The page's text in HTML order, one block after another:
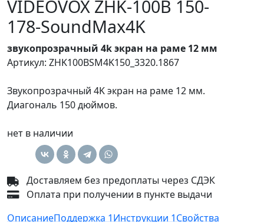
VIDEOVOX ZHK-100B 150-
178-SoundMax4K
звукопрозрачный 4k экран на раме 12 мм
Артикул: ZHK100BSM4K150_3320.1867
Звукопрозрачный 4K экран на раме 12 мм.
Диагональ 150 дюймов.
нет в наличии
Доставляем без предоплаты через СДЭК
Оплата при получении в пункте выдачи
ОписаниеПоддержка 1Инструкции 1Свойства